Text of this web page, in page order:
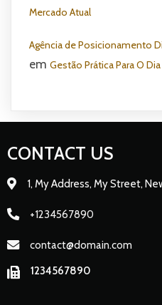
Mercado Atual
Agência de Posicionamento
em Gestão Prática Para O
CONTACT US
1, My Address, My Street,
+1234567890
contact@domain.com
1234567890